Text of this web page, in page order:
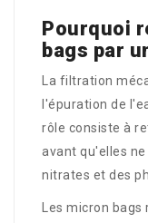
Pourquoi
bags par
La filtration
l'épuration de
rôle consiste à
avant qu'elles
nitrates et des
Les micron